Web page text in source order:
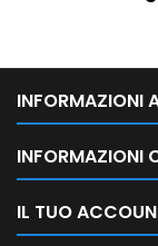
INFORMAZIONI
INFORMAZIONI
IL TUO